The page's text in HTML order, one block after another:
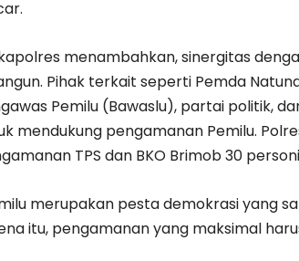
menambahkan, sinergitas
Pihak terkait seperti Pemda
Pemilu (Bawaslu), partai politik,
mendukung pengamanan Pemilu.
TPS dan BKO Brimob 30
merupakan pesta demokrasi yang
itu, pengamanan yang maksimal